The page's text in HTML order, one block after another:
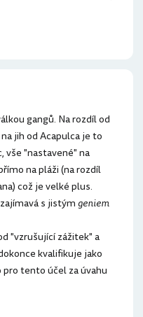
gangů. Na rozdíl od
jih od Acapulca je to
vše "nastavené" na
na pláži (na rozdíl
což je velké plus.
s jistýmgeniem
"vzrušující zážitek" a
kvalifikuje jako
tento účel za úvahu